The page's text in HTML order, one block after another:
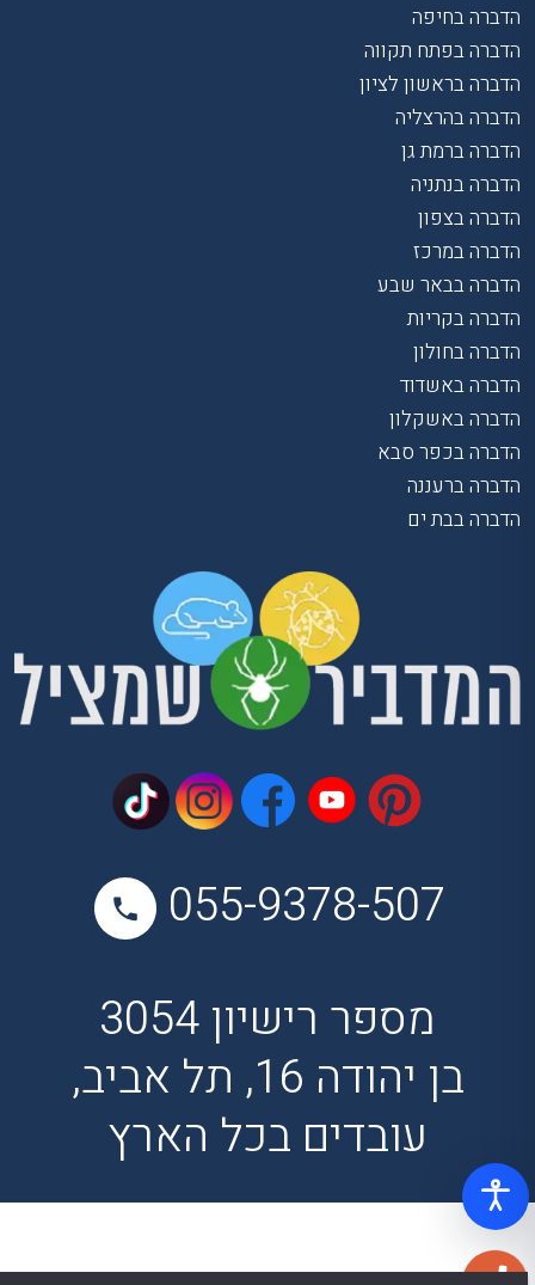
הדברה בחיפה
הדברה בפתח תקווה
הדברה בראשון לציון
הדברה בהרצליה
הדברה ברמת גן
הדברה בנתניה
הדברה בצפון
הדברה במרכז
הדברה בבאר שבע
הדברה בקריות
הדברה בחולון
הדברה באשדוד
הדברה באשקלון
הדברה בכפר סבא
הדברה ברעננה
הדברה בבת ים
055-9378-507
מספר רישיון 3054
בן יהודה 16, תל אביב,
עובדים בכל הארץ